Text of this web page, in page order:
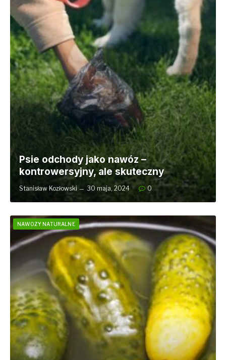
Psie odchody jako nawóz –
kontrowersyjny, ale skuteczny
Stanisław Kozłowski 30 maja, 2024 0
NAWOZY NATURALNE